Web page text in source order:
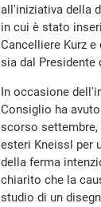
all'iniziativa della
in cui è stato
Cancelliere Kurz
sia dal
In occasione
Consiglio ha
scorso
esteri Kneissl per
della ferma
chiarito che la
studio di un